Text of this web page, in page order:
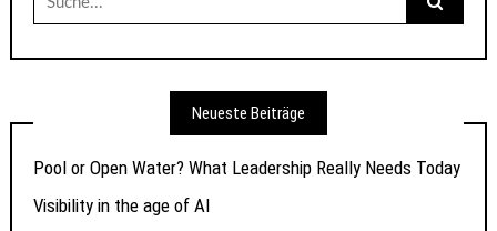
nach:
Neueste Beiträge
Pool or Open Water? What Leadership Really Needs Today
Visibility in the age of AI